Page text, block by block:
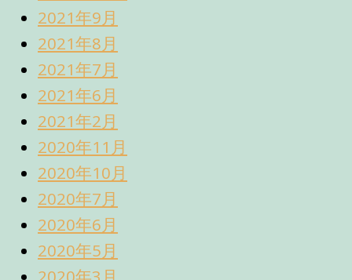
2021年9月
2021年8月
2021年7月
2021年6月
2021年2月
2020年11月
2020年10月
2020年7月
2020年6月
2020年5月